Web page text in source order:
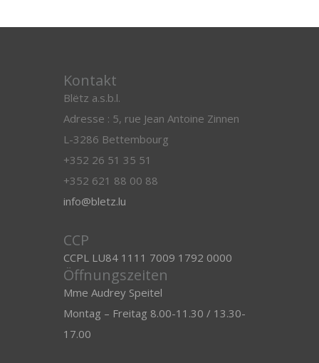
Kontakt
Blëtz a.s.b.l.
Adresse : 5, rue Jean Antoine Zinnen
L-3286 Bettembourg
+352 26 51 35 51
+352 621 88 00 88
info@bletz.lu
CCP
CCPL LU84 1111 7009 1792 0000
Öffnungszeiten
Mme Audrey Speitel
Montag – Freitag 8.00-11.30 / 13.30-
17.00